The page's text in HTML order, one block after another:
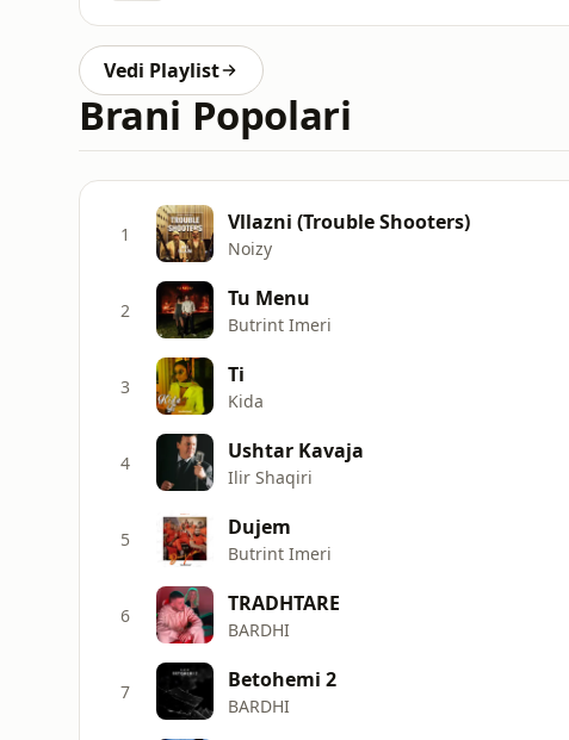
Vedi Playlist
Brani Popolari
1 Vllazni (Trouble Shooters)
Noizy
2 Tu Menu
Butrint Imeri
3 Ti
Kida
4 Ushtar Kavaja
Ilir Shaqiri
5 Dujem
Butrint Imeri
6 TRADHTARE
BARDHI
7 Betohemi 2
BARDHI